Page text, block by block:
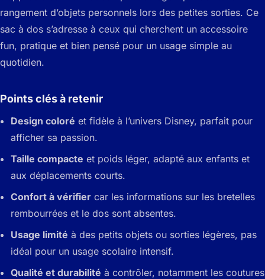
rangement d’objets personnels lors des petites sorties. Ce
sac à dos s’adresse à ceux qui cherchent un accessoire
fun, pratique et bien pensé pour un usage simple au
quotidien.
Points clés à retenir
Design coloré et fidèle à l’univers Disney, parfait pour
afficher sa passion.
Taille compacte et poids léger, adapté aux enfants et
aux déplacements courts.
Confort à vérifier car les informations sur les bretelles
rembourrées et le dos sont absentes.
Usage limité à des petits objets ou sorties légères, pas
idéal pour un usage scolaire intensif.
Qualité et durabilité à contrôler, notamment les coutures